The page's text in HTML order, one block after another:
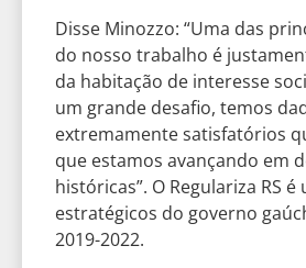
Disse Minozzo: “Uma das
do nosso trabalho é
da habitação de interesse
um grande desafio, temos
extremamente satisfatórios
que estamos avançando em
históricas”. O Regulariza RS
estratégicos do governo
2019-2022.